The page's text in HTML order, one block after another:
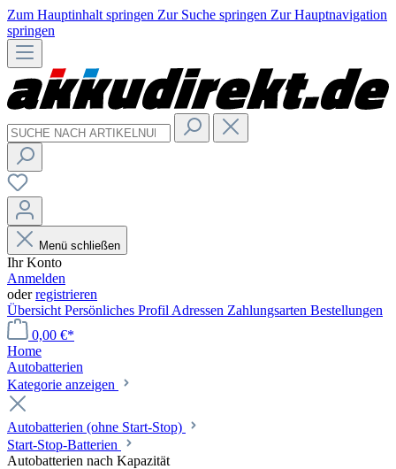
Zum Hauptinhalt springen Zur Suche springen Zur Hauptnavigation
springen
Menü schließen
Ihr Konto
Anmelden
oderregistrieren
Übersicht Persönliches Profil Adressen Zahlungsarten Bestellungen
0,00 €*
Home
Autobatterien
Kategorie anzeigen
Autobatterien (ohne Start-Stop)
Start-Stop-Batterien
Autobatterien nach Kapazität